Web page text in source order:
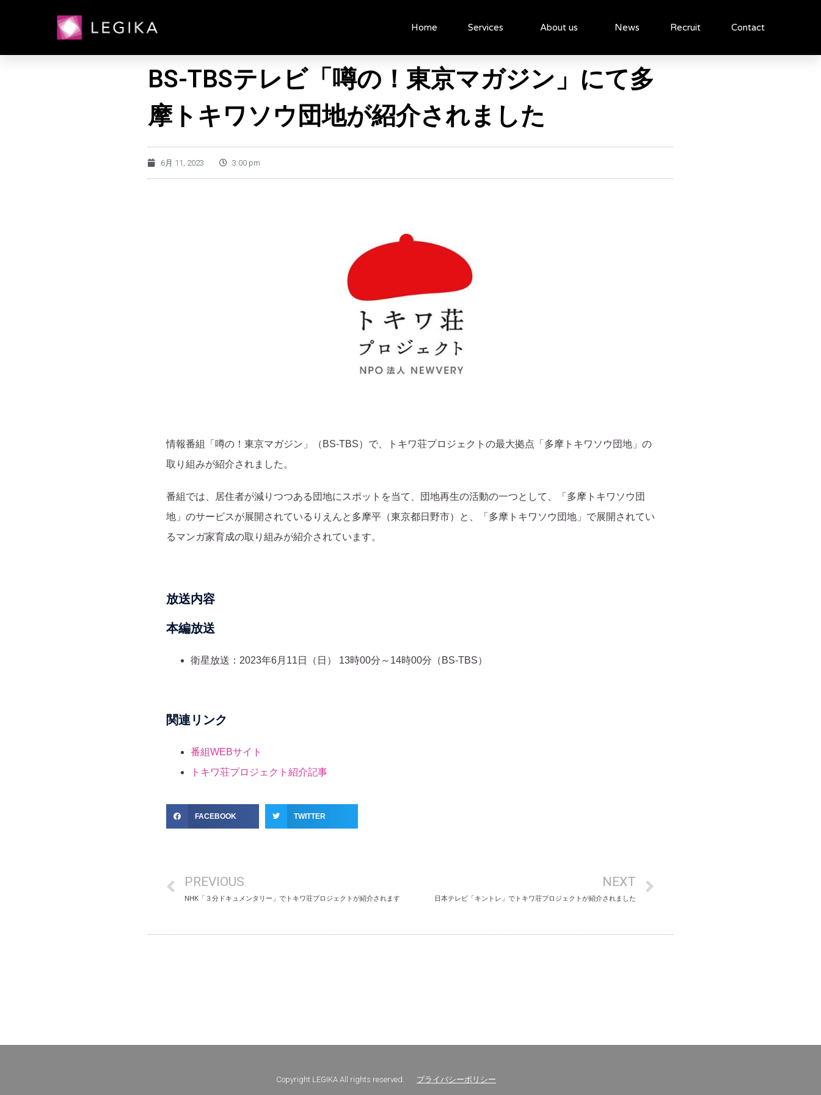
Home Services About us News Recruit Contact
BS-TBSテレビ「噂の！東京マガジン」にて多
摩トキワソウ団地が紹介されました
6月 11, 2023 3:00 pm
情報番組「噂の！東京マガジン」（BS-TBS）で、トキワ荘プロジェクトの最大拠点「多摩トキワソウ団地」の
取り組みが紹介されました。
番組では、居住者が減りつつある団地にスポットを当て、団地再生の活動の一つとして、「多摩トキワソウ団
地」のサービスが展開されているりえんと多摩平（東京都日野市）と、「多摩トキワソウ団地」で展開されてい
るマンガ家育成の取り組みが紹介されています。
放送内容
本編放送
衛星放送：2023年6月11日（日） 13時00分～14時00分（BS-TBS）
関連リンク
番組WEBサイト
トキワ荘プロジェクト紹介記事
FACEBOOK TWITTER
PREVIOUS
NHK「３分ドキュメンタリー」でトキワ荘プロジェクトが紹介されます
NEXT
日本テレビ「キントレ」でトキワ荘プロジェクトが紹介されました
Copyright LEGIKA All rights reserved. プライバシーポリシー